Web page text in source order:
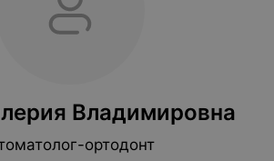
Владимировна
ортодонт